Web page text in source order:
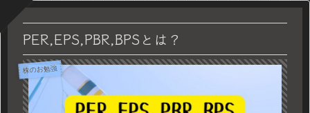
PER,EPS,PBR,BPSとは？
株のお勉強